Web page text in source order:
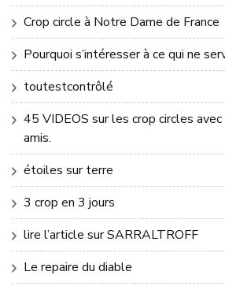
Crop circle à Notre Dame de France
Pourquoi s’intéresser à ce qui ne
toutestcontrôlé
45 VIDEOS sur les crop circles
amis.
étoiles sur terre
3 crop en 3 jours
lire l’article sur SARRALTROFF
Le repaire du diable